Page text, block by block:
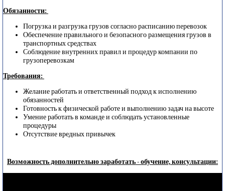
Обязанности:
Погрузка и разгрузка грузов согласно расписанию перевозок
Обеспечение правильного и безопасного размещения грузов в
транспортных средствах
Соблюдение внутренних правил и процедур компании по
грузоперевозкам
Требования:
Желание работать и ответственный подход к исполнению
обязанностей
Готовность к физической работе и выполнению задач на высоте
Умение работать в команде и соблюдать установленные
процедуры
Отсутствие вредных привычек
Возможность дополнительно заработать - обучение, консультации: